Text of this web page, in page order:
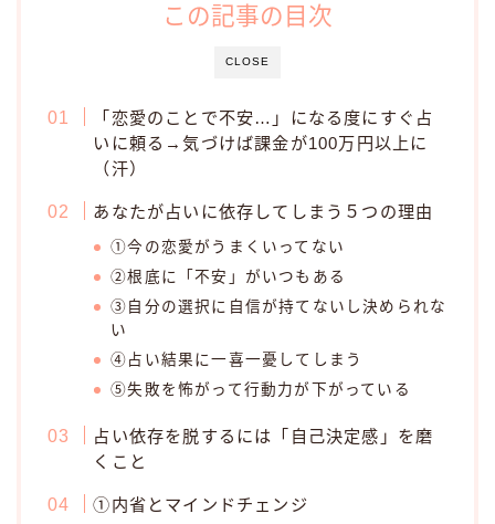
CLOSE
この記事の目次
「恋愛のことで不安…」になる度にすぐ占
いに頼る→気づけば課金が100万円以上に
（汗）
あなたが占いに依存してしまう５つの理由
①今の恋愛がうまくいってない
②根底に「不安」がいつもある
③自分の選択に自信が持てないし決められな
い
④占い結果に一喜一憂してしまう
⑤失敗を怖がって行動力が下がっている
占い依存を脱するには「自己決定感」を磨
くこと
①内省とマインドチェンジ